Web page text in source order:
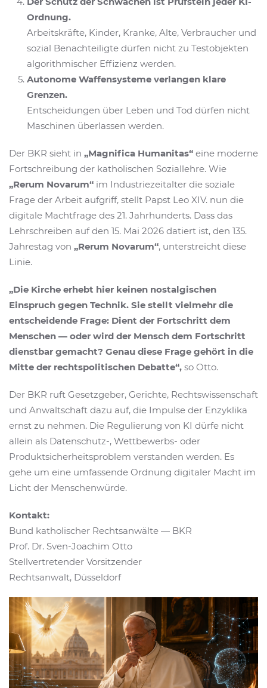
Ordnung.
Arbeitskräfte, Kinder, Kranke, Alte, Verbraucher und
sozial Benachteiligte dürfen nicht zu Testobjekten
algorithmischer Effizienz werden.
Autonome Waffensysteme verlangen klare
Grenzen.
Entscheidungen über Leben und Tod dürfen nicht
Maschinen überlassen werden.
Der BKR sieht in „Magnifica Humanitas“ eine moderne
Fortschreibung der katholischen Soziallehre. Wie
„Rerum Novarum“ im Industriezeitalter die soziale
Frage der Arbeit aufgriff, stellt Papst Leo XIV. nun die
digitale Machtfrage des 21. Jahrhunderts. Dass das
Lehrschreiben auf den 15. Mai 2026 datiert ist, den 135.
Jahrestag von „Rerum Novarum“, unterstreicht diese
Linie.
„Die Kirche erhebt hier keinen nostalgischen
Einspruch gegen Technik. Sie stellt vielmehr die
entscheidende Frage: Dient der Fortschritt dem
Menschen — oder wird der Mensch dem Fortschritt
dienstbar gemacht? Genau diese Frage gehört in die
Mitte der rechtspolitischen Debatte“, so Otto.
Der BKR ruft Gesetzgeber, Gerichte, Rechtswissenschaft
und Anwaltschaft dazu auf, die Impulse der Enzyklika
ernst zu nehmen. Die Regulierung von KI dürfe nicht
allein als Datenschutz-, Wettbewerbs- oder
Produktsicherheitsproblem verstanden werden. Es
gehe um eine umfassende Ordnung digitaler Macht im
Licht der Menschenwürde.
Kontakt:
Bund katholischer Rechtsanwälte — BKR
Prof. Dr. Sven-Joachim Otto
Stellvertretender Vorsitzender
Rechtsanwalt, Düsseldorf